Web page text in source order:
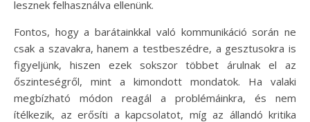
lesznek felhasználva ellenünk.
Fontos, hogy a barátainkkal való kommunikáció során ne
csak a szavakra, hanem a testbeszédre, a gesztusokra is
figyeljünk, hiszen ezek sokszor többet árulnak el az
őszinteségről, mint a kimondott mondatok. Ha valaki
megbízható módon reagál a problémáinkra, és nem
ítélkezik, az erősíti a kapcsolatot, míg az állandó kritika